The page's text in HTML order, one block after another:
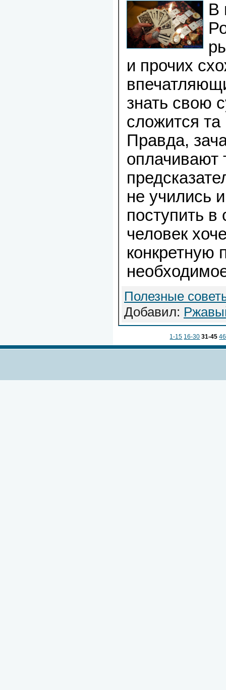
В
и прочих
знать свою
сложится
Правда,
оплачивают
не учились
поступить в
человек
конкретную
Полезные
Добавил:
1-15 16-30 31-45